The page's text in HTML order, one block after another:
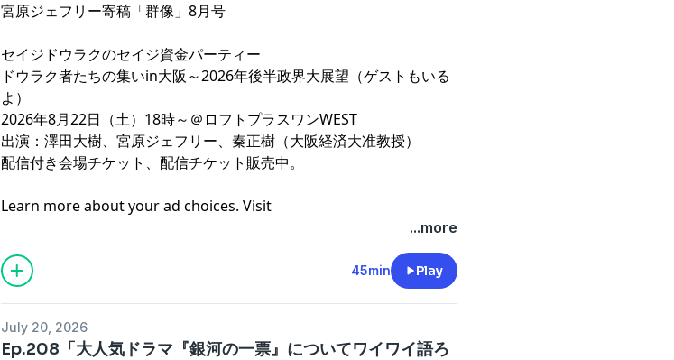
宮原ジェフリー寄稿 ⁠⁠「群像」8月号⁠⁠
セイジドウラクのセイジ資金パーティー
⁠⁠ドウラク者たちの集いin大阪～2026年後半政界大展望（ゲストもいる
よ）⁠⁠
2026年8月22日（土）18時～＠ ⁠⁠ロフトプラスワンWEST⁠⁠
出演：澤田大樹、宮原ジェフリー、秦正樹（大阪経済大准教授）
配信付き会場チケット、配信チケット販売中。
Learn more about your ad choices. Visit
...more
45min Play
July 20, 2026
Ep.208「大人気ドラマ『銀河の一票』についてワイワイ語ろ